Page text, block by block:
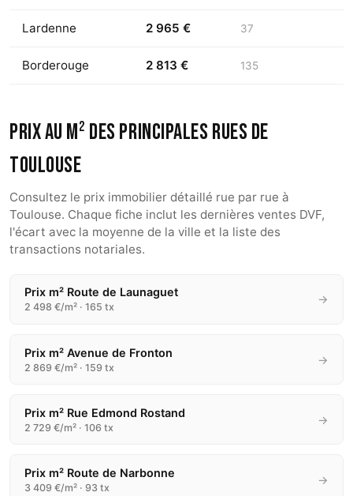
Lardenne 2 965 € 37
Borderouge 2 813 € 135
Prix au m² des principales rues de
Toulouse
Consultez le prix immobilier détaillé rue par rue à
Toulouse. Chaque fiche inclut les dernières ventes DVF,
l'écart avec la moyenne de la ville et la liste des
transactions notariales.
Prix m² Route de Launaguet
2 498 €/m² · 165 tx
→
Prix m² Avenue de Fronton
2 869 €/m² · 159 tx
→
Prix m² Rue Edmond Rostand
2 729 €/m² · 106 tx
→
Prix m² Route de Narbonne
3 409 €/m² · 93 tx
→